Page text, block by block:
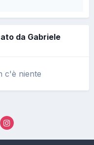
da Gabriele
c'è niente